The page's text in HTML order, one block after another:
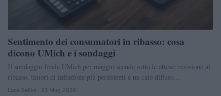
Sentimento dei consumatori in ribasso: cosa
dicono UMich e i sondaggi
Il sondaggio finale UMich per maggio scende sotto le attese: revisione al
ribasso, timori di inflazione più persistenti e un calo diffuso…
Luca Bellini · 23 Mag 2026